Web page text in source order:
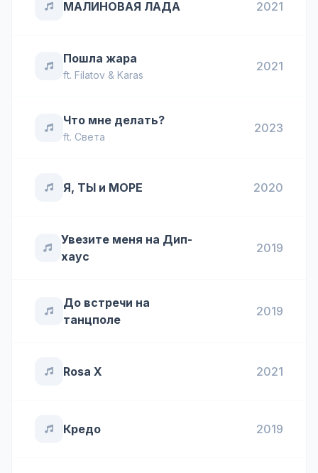
МАЛИНОВАЯ ЛАДА 2021
Пошла жара
ft. Filatov & Karas
2021
Что мне делать?
ft. Света
2023
Я, ТЫ и МОРЕ 2020
Увезите меня на Дип-
хаус
2019
До встречи на
танцполе
2019
Rosa X 2021
Кредо 2019